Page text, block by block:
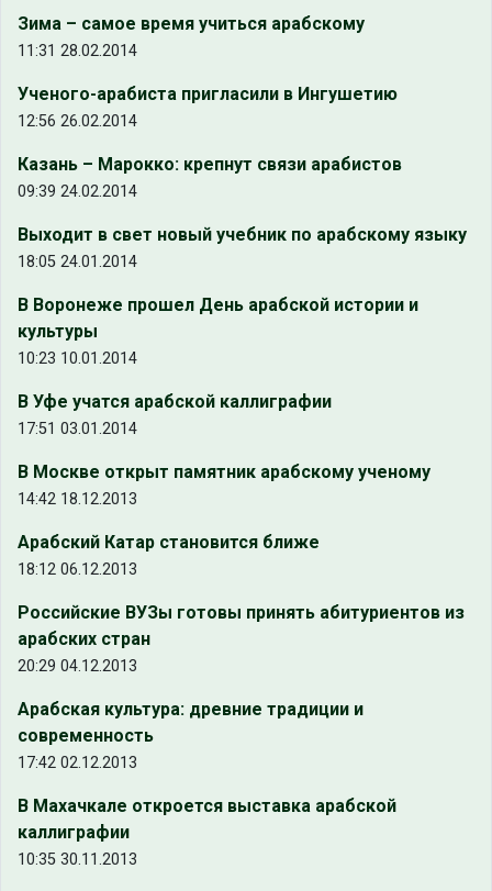
Зима – самое время учиться арабскому
11:31 28.02.2014
Ученого-арабиста пригласили в Ингушетию
12:56 26.02.2014
Казань – Марокко: крепнут связи арабистов
09:39 24.02.2014
Выходит в свет новый учебник по арабскому языку
18:05 24.01.2014
В Воронеже прошел День арабской истории и
культуры
10:23 10.01.2014
В Уфе учатся арабской каллиграфии
17:51 03.01.2014
В Москве открыт памятник арабскому ученому
14:42 18.12.2013
Арабский Катар становится ближе
18:12 06.12.2013
Российские ВУЗы готовы принять абитуриентов из
арабских стран
20:29 04.12.2013
Арабская культура: древние традиции и
современность
17:42 02.12.2013
В Махачкале откроется выставка арабской
каллиграфии
10:35 30.11.2013